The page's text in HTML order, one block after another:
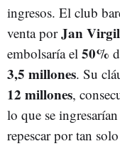
ingresos. El club
venta porJan
embolsaría el 50%
3,5 millones. Su
12 millones,
lo que se ingresarían
repescar por tan solo